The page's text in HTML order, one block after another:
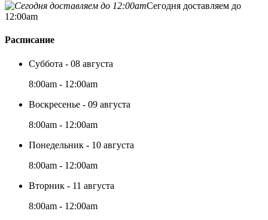
Сегодня доставляем до
12:00am
Расписание
Суббота - 08 августа
8:00am - 12:00am
Воскресенье - 09 августа
8:00am - 12:00am
Понедельник - 10 августа
8:00am - 12:00am
Вторник - 11 августа
8:00am - 12:00am